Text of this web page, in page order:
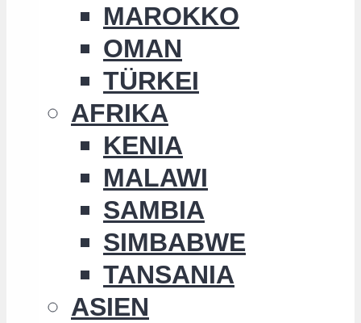
MAROKKO
OMAN
TÜRKEI
AFRIKA
KENIA
MALAWI
SAMBIA
SIMBABWE
TANSANIA
ASIEN